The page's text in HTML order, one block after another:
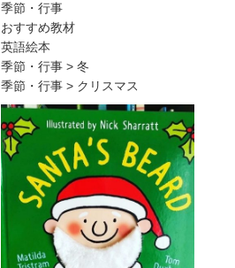
季節・行事
おすすめ教材
英語絵本
季節・行事 > 冬
季節・行事 > クリスマス